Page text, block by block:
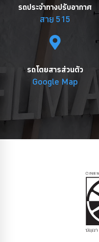
รถประจำทางปรับอากาศ
สาย 515
รถโดยสารส่วนตัว
Google Map